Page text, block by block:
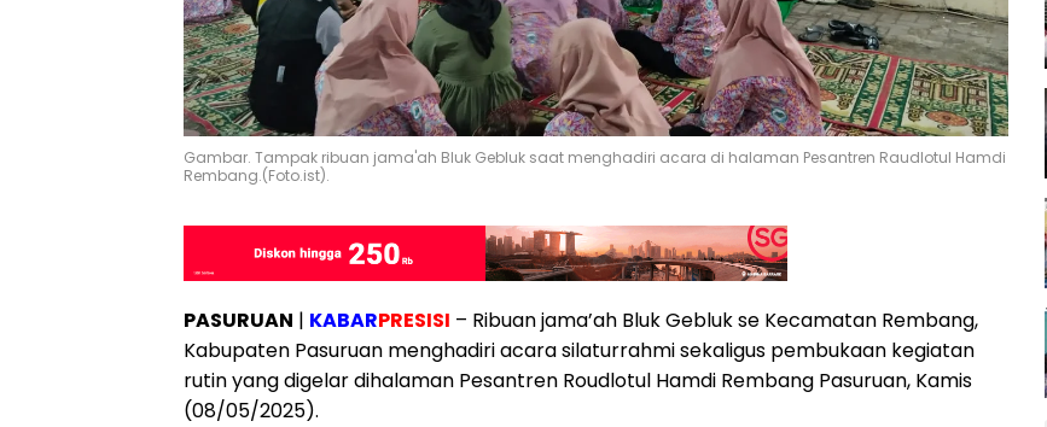
Gambar. Tampak ribuan jama'ah Bluk Gebluk saat menghadiri acara di halaman Pesantren Raudlotul Hamdi
Rembang.(Foto.ist).
PASURUAN | KABARPRESISI – Ribuan jama’ah Bluk Gebluk se Kecamatan Rembang,
Kabupaten Pasuruan menghadiri acara silaturrahmi sekaligus pembukaan kegiatan
rutin yang digelar dihalaman Pesantren Roudlotul Hamdi Rembang Pasuruan, Kamis
(08/05/2025).